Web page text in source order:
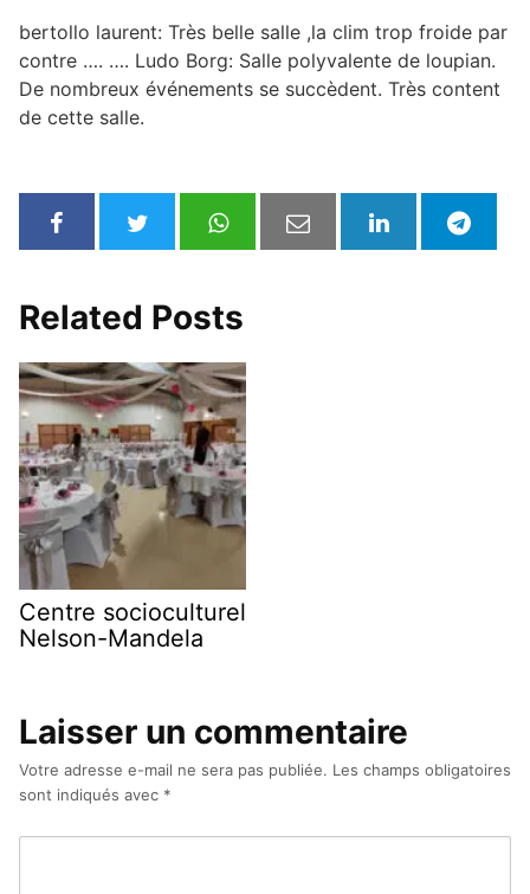
bertollo laurent: Très belle salle ,la clim trop froide par
contre …. …. Ludo Borg: Salle polyvalente de loupian.
De nombreux événements se succèdent. Très content
de cette salle.
Related Posts
Centre socioculturel
Nelson-Mandela
Laisser un commentaire
Votre adresse e-mail ne sera pas publiée. Les champs obligatoires
sont indiqués avec *